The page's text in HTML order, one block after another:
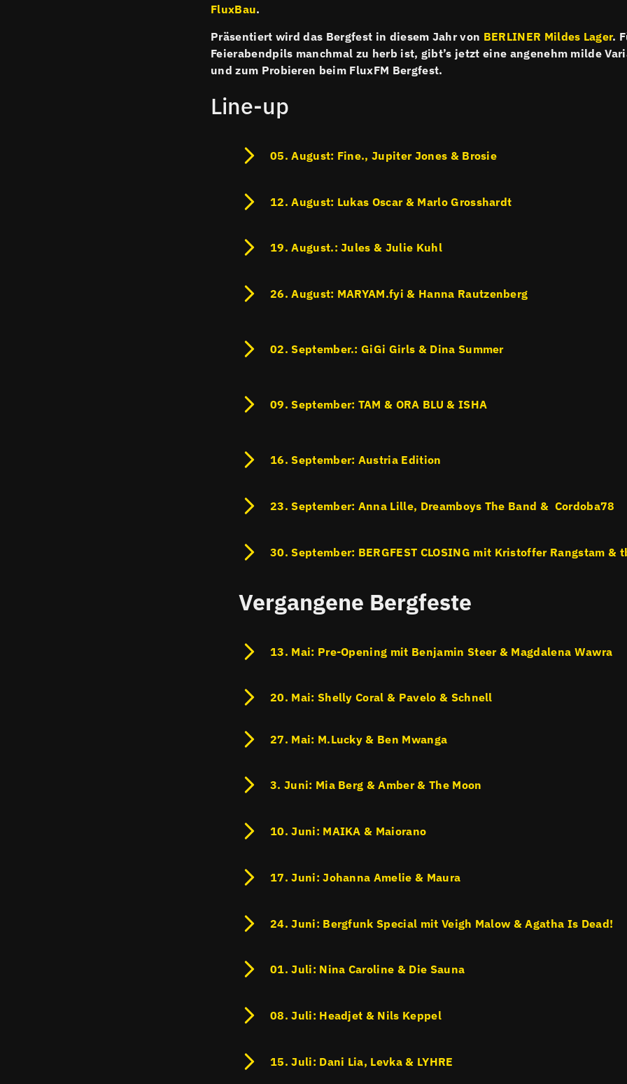
FluxBau.
Präsentiert wird das Bergfest in diesem Jahr von BERLINER Mildes Lager.
Feierabendpils manchmal zu herb ist, gibt’s jetzt eine angenehm milde
und zum Probieren beim FluxFM Bergfest.
Line-up
05. August: Fine., Jupiter Jones & Brosie
12. August: Lukas Oscar & Marlo Grosshardt
19. August.: Jules & Julie Kuhl
26. August: MARYAM.fyi & Hanna Rautzenberg
02. September.: GiGi Girls & Dina Summer
09. September: TAM & ORA BLU & ISHA
16. September: Austria Edition
23. September: Anna Lille, Dreamboys The Band & Cordoba78
30. September: BERGFEST CLOSING mit Kristoffer Rangstam &
Vergangene Bergfeste
13. Mai: Pre-Opening mit Benjamin Steer & Magdalena Wawra
20. Mai: Shelly Coral & Pavelo & Schnell
27. Mai: M.Lucky & Ben Mwanga
3. Juni: Mia Berg & Amber & The Moon
10. Juni: MAIKA & Maiorano
17. Juni: Johanna Amelie & Maura
24. Juni: Bergfunk Special mit Veigh Malow & Agatha Is Dead!
01. Juli: Nina Caroline & Die Sauna
08. Juli: Headjet & Nils Keppel
15. Juli: Dani Lia, Levka & LYHRE